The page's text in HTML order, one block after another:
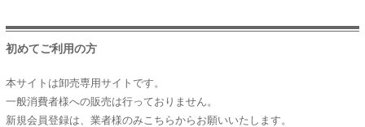
初めてご利用の方
本サイトは卸売専用サイトです。
一般消費者様への販売は行っておりません。
新規会員登録は、業者様のみこちらからお願いいたします。